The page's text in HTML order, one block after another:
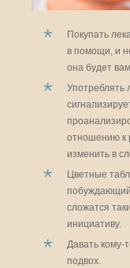
Покупать
в помощи, и
она будет
Употреблять
отношению к
изменить в
Цветные
побуждающий
сложатся
инициативу.
Давать кому-
подвох.